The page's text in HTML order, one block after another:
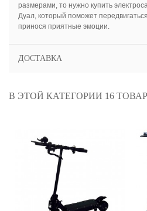
размерами, то нужно купить
Дуал, который поможет
принося приятные эмоции.
ДОСТАВКА
В ЭТОЙ КАТЕГОРИИ 16